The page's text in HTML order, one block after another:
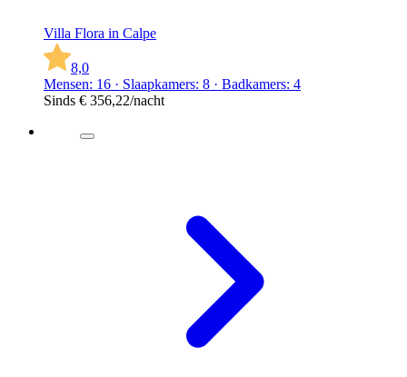
Villa Flora in Calpe
8,0
Mensen: 16 · Slaapkamers: 8 · Badkamers: 4
Sinds € 356,22/nacht